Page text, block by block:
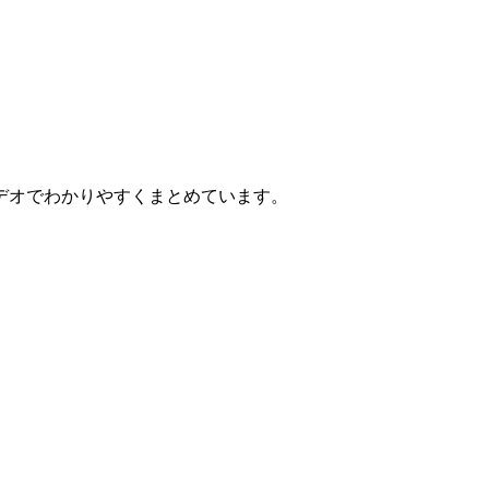
でわかりやすくまとめています。